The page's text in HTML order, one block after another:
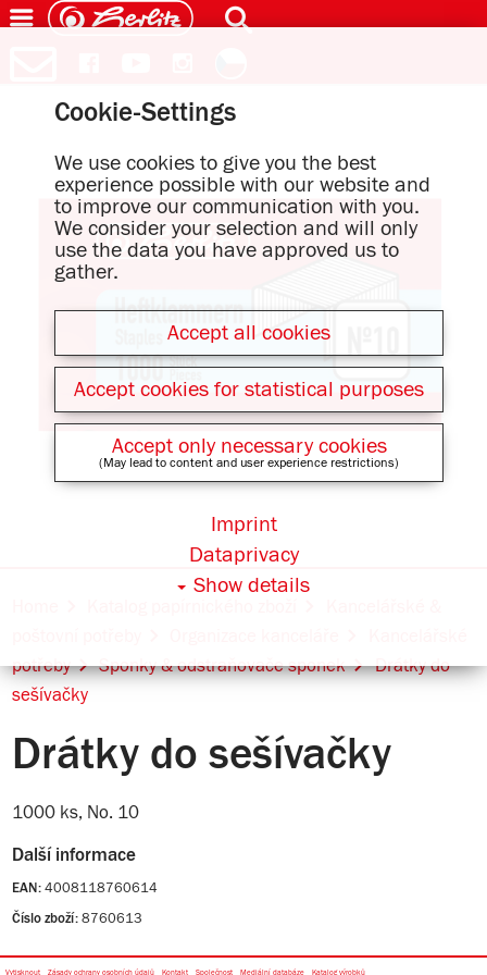
potřeby
Sponky & odstraňovače sponek
Drátky do
sešívačky
Drátky do sešívačky
1000 ks, No. 10
Další informace
EAN: 4008118760614
Číslo zboží: 8760613
Vytisknout Zásady ochrany osobních údajů Kontakt Společnost Mediální databáze Katalog výrobků
Cookie-Settings
We use cookies to give you the best
experience possible with our website and
to improve our communication with you.
We consider your selection and will only
use the data you have approved us to
gather.
Accept all cookies
Accept cookies for statistical purposes
Accept only necessary cookies
(May lead to content and user experience restrictions)
Show details
Dataprivacy
Imprint